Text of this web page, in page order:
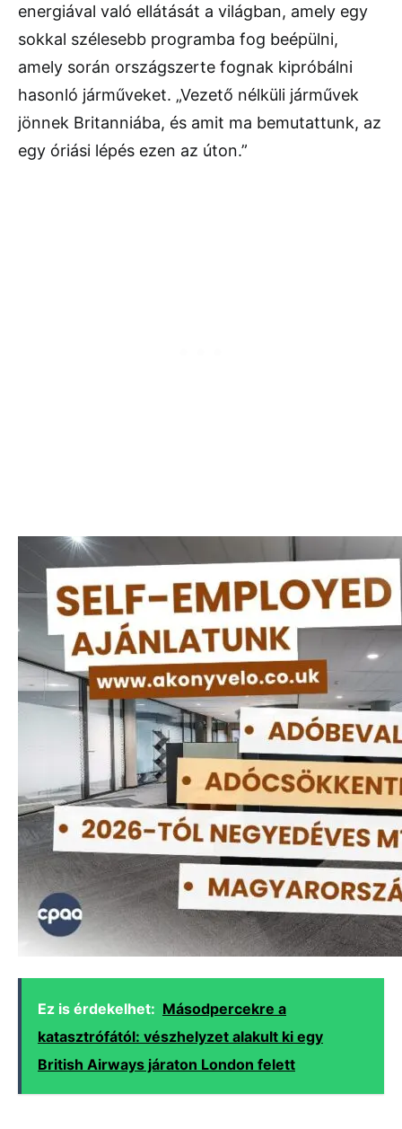
energiával való ellátását a világban, amely egy
sokkal szélesebb programba fog beépülni,
amely során országszerte fognak kipróbálni
hasonló járműveket. „Vezető nélküli járművek
jönnek Britanniába, és amit ma bemutattunk, az
egy óriási lépés ezen az úton.”
Ez is érdekelhet: Másodpercekre a
katasztrófától: vészhelyzet alakult ki egy
British Airways járaton London felett